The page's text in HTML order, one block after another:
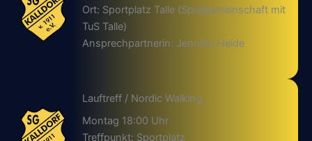
Ort: Sportplatz Talle (Spielgemeinschaft mit
TuS Talle)
Ansprechpartnerin: Jennifer Heide
Lauftreff / Nordic Walking
Montag 18:00 Uhr
Treffpunkt: Sportplatz